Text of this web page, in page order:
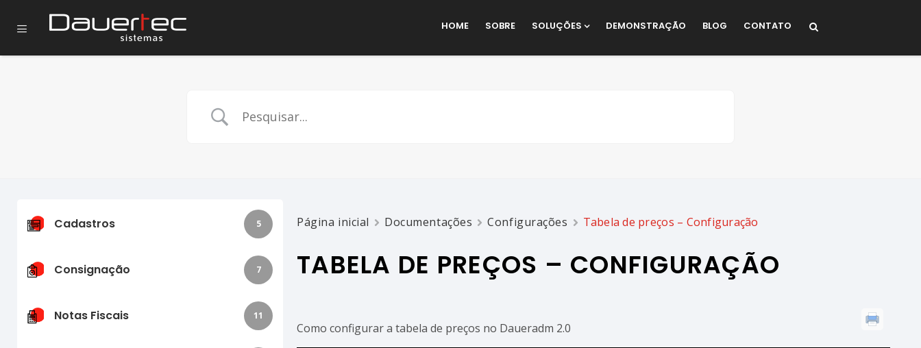
HOME SOBRE SOLUÇÕES DEMONSTRAÇÃO BLOG CONTATO
Cadastros 5
Consignação 7
Notas Fiscais 11
Página inicial Documentações Configurações Tabela de preços – Configuração
TABELA DE PREÇOS – CONFIGURAÇÃO
Como configurar a tabela de preços no Daueradm 2.0